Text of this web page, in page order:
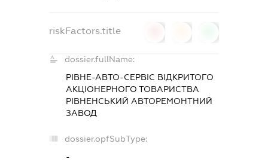
riskFactors.title
dossier.fullName:
РІВНЕ-АВТО-СЕРВІС ВІДКРИТОГО
АКЦІОНЕРНОГО ТОВАРИСТВА
РІВНЕНСЬКИЙ АВТОРЕМОНТНИЙ
ЗАВОД
dossier.opfSubType:
-